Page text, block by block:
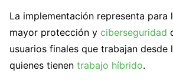
La implementación representa para
mayor protección y ciberseguridad
usuarios finales que trabajan desde
quienes tienen trabajo híbrido.